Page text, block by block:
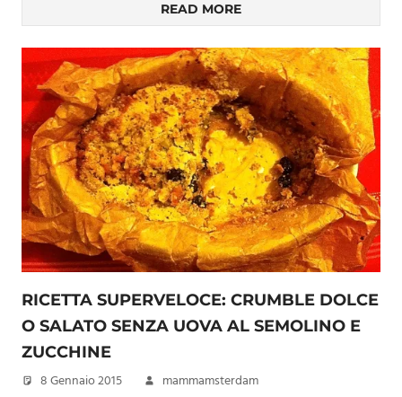
READ MORE
RICETTA SUPERVELOCE: CRUMBLE DOLCE
O SALATO SENZA UOVA AL SEMOLINO E
ZUCCHINE
8 Gennaio 2015 mammamsterdam